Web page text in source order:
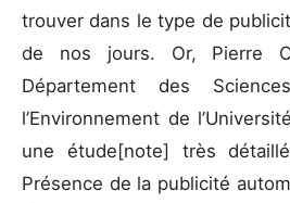
trouver dans le type de
de nos jours. Or, Pierre
Département des
l’Environnement de
une étude[note] très
Présence de la publicité